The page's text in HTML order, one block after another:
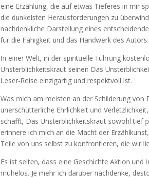
eine Erzählung, die auf etwas Tieferes in mir
die dunkelsten Herausforderungen zu
nachdenkliche Darstellung eines
für die Fähigkeit und das Handwerk des Autors.
In einer Welt, in der spirituelle Führung
Unsterblichkeitskraut seinen Das
Leser-Reise einzigartig und respektvoll ist.
Was mich am meisten an der Schilderung von
unerschütterliche Ehrlichkeit und
schafft, Das Unsterblichkeitskraut sowohl tief
erinnere ich mich an die Macht der
Teile von uns selbst zu konfrontieren, die wir
Es ist selten, dass eine Geschichte Aktion
mühelos. Je mehr ich darüber nachdenke,